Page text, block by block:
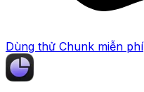
Dùng thử Chunk miễn phí